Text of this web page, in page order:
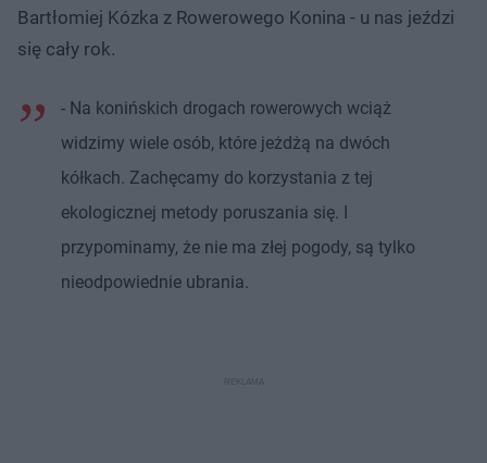
Bartłomiej Kózka z Rowerowego Konina - u nas jeździ
się cały rok.
- Na konińskich drogach rowerowych wciąż
widzimy wiele osób, które jeżdżą na dwóch
kółkach. Zachęcamy do korzystania z tej
ekologicznej metody poruszania się. I
przypominamy, że nie ma złej pogody, są tylko
nieodpowiednie ubrania.